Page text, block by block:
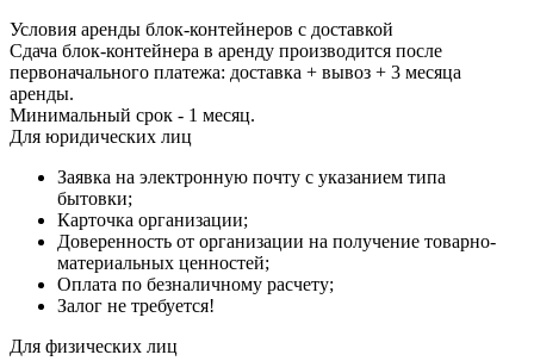
Условия аренды блок-контейнеров с доставкой
Сдача блок-контейнера в аренду производится после
первоначального платежа: доставка + вывоз + 3 месяца
аренды.
Минимальный срок - 1 месяц.
Для юридических лиц
Заявка на электронную почту с указанием типа
бытовки;
Карточка организации;
Доверенность от организации на получение товарно-
материальных ценностей;
Оплата по безналичному расчету;
Залог не требуется!
Для физических лиц